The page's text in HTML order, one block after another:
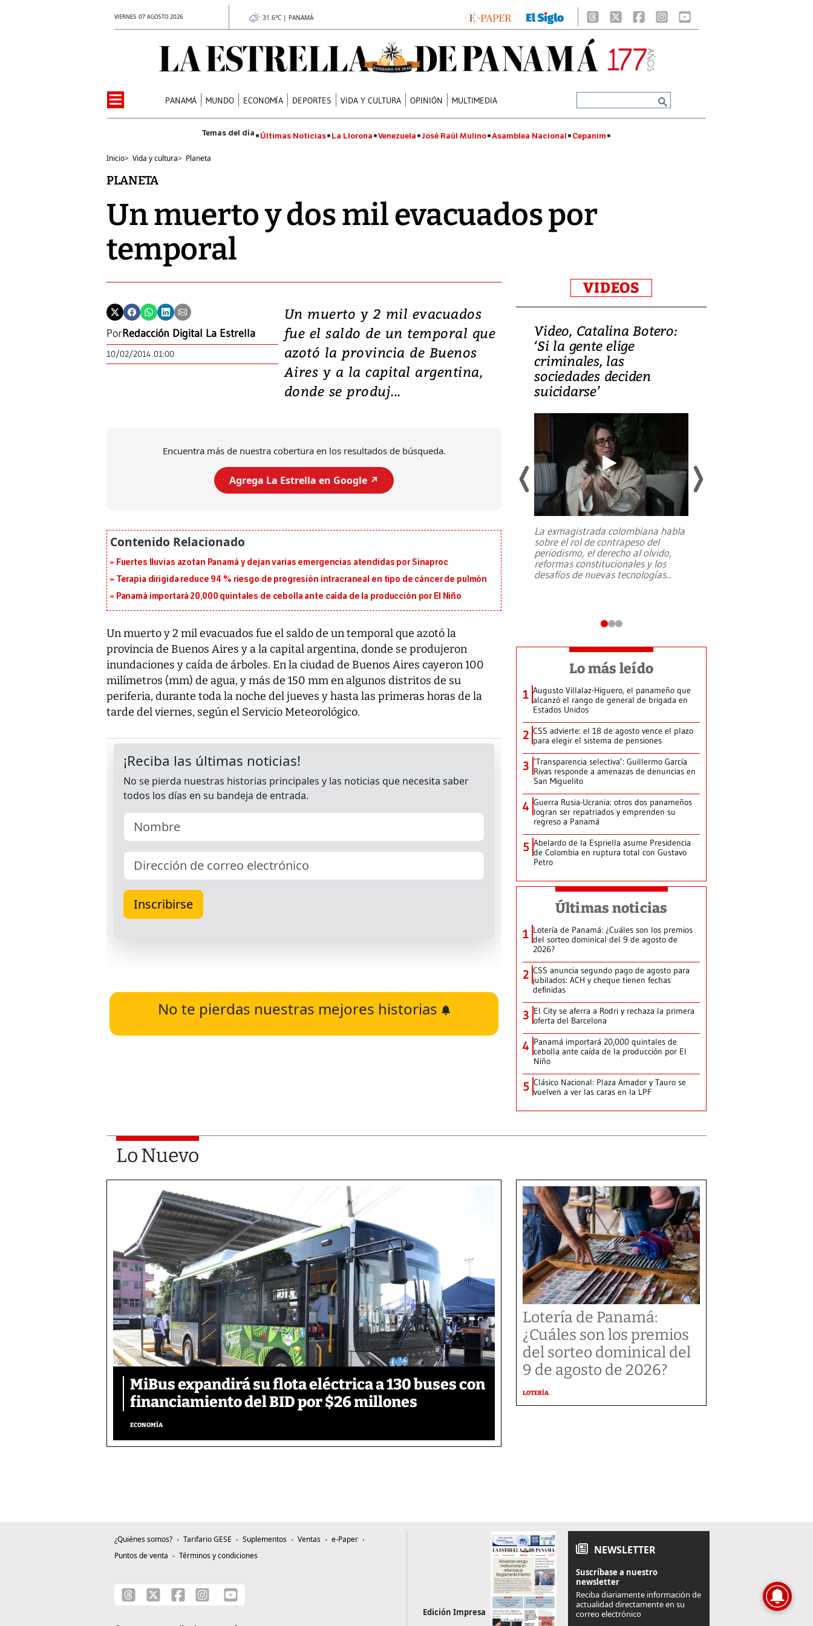
VIERNES 07 AGOSTO 2026 31.6°C | PANAMÁ
PANAMÁ MUNDO ECONOMÍA DEPORTES VIDA Y CULTURA OPINIÓN MULTIMEDIA
Últimas Noticias La Llorona Venezuela José Raúl Mulino Asamblea Nacional Cepanim
Inicio> Vida y cultura> Planeta
PLANETA
Un muerto y dos mil evacuados por
temporal
PorRedacción Digital La Estrella
10/02/2014 01:00
Un muerto y 2 mil evacuados
fue el saldo de un temporal que
azotó la provincia de Buenos
Aires y a la capital argentina,
donde se produj...
Encuentra más de nuestra cobertura en los resultados de búsqueda.
Agrega La Estrella en Google ↗️
Fuertes lluvias azotan Panamá y dejan varias emergencias atendidas por Sinaproc
Terapia dirigida reduce 94 % riesgo de progresión intracraneal en tipo de cáncer de pulmón
Panamá importará 20,000 quintales de cebolla ante caída de la producción por El Niño
Un muerto y 2 mil evacuados fue el saldo de un temporal que azotó la
provincia de Buenos Aires y a la capital argentina, donde se produjeron
inundaciones y caída de árboles. En la ciudad de Buenos Aires cayeron 100
milímetros (mm) de agua, y más de 150 mm en algunos distritos de su
periferia, durante toda la noche del jueves y hasta las primeras horas de la
tarde del viernes, según el Servicio Meteorológico.
No te pierdas nuestras mejores historias
VIDEOS
Video, Japón: Terremoto
deja heridos y graves
daños en Kumamoto
al sur de Japón, provocando una
Video, Catalina Botero:
‘Si la gente elige
criminales, las
sociedades deciden
suicidarse’
La exmagistrada colombiana habla
sobre el rol de contrapeso del
periodismo, el derecho al olvido,
reformas constitucionales y los
desafíos de nuevas tecnologías...
Lo más leído
1 Augusto Villalaz-Higuero, el panameño que
alcanzó el rango de general de brigada en
Estados Unidos
2 CSS advierte: el 18 de agosto vence el plazo
para elegir el sistema de pensiones
3 ‘Transparencia selectiva’: Guillermo García
Rivas responde a amenazas de denuncias en
San Miguelito
4 Guerra Rusia-Ucrania: otros dos panameños
logran ser repatriados y emprenden su
regreso a Panamá
5 Abelardo de la Espriella asume Presidencia
de Colombia en ruptura total con Gustavo
Petro
Últimas noticias
1 Lotería de Panamá: ¿Cuáles son los premios
del sorteo dominical del 9 de agosto de
2026?
2 CSS anuncia segundo pago de agosto para
jubilados: ACH y cheque tienen fechas
definidas
3 El City se aferra a Rodri y rechaza la primera
oferta del Barcelona
4 Panamá importará 20,000 quintales de
cebolla ante caída de la producción por El
Niño
5 Clásico Nacional: Plaza Amador y Tauro se
vuelven a ver las caras en la LPF
Lo Nuevo
MiBus expandirá su flota eléctrica a 130 buses con
financiamiento del BID por $26 millones
ECONOMÍA
Lotería de Panamá:
¿Cuáles son los premios
del sorteo dominical del
9 de agosto de 2026?
LOTERÍA
¿Quiénes somos? Tarifario GESE Suplementos Ventas
e-Paper
Puntos de venta
Términos y condiciones
Edición Impresa
NEWSLETTER
Suscríbase a nuestro
newsletter
Reciba diariamente información de
actualidad directamente en su
correo electrónico